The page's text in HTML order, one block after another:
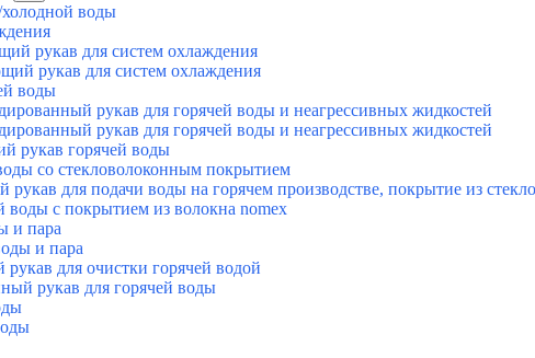
холодной воды
рукав для систем охлаждения
рукав для систем охлаждения
воды
рукав для горячей воды и неагрессивных жидкостей
рукав для горячей воды и неагрессивных жидкостей
рукав горячей воды
со стекловолоконным покрытием
для подачи воды на горячем производстве, покрытие из
с покрытием из волокна nomex
и пара
и пара
для очистки горячей водой
рукав для горячей воды